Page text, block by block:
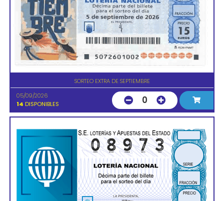
SORTEO EXTRA DE SEPTIEMBRE
05/09/2026
14 DISPONIBLES 0